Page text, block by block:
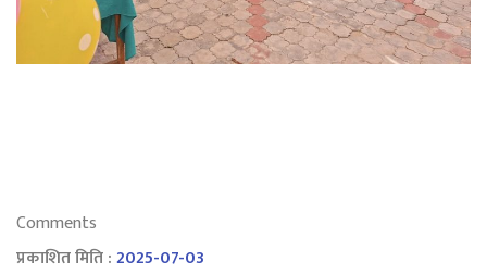
Comments
प्रकाशित मिति :2025-07-03